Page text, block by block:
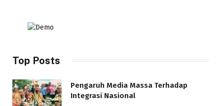
Top Posts
Pengaruh Media Massa Terhadap
Integrasi Nasional